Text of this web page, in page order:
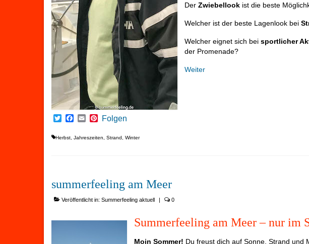
Der Zwiebellook ist die beste
Welcher ist der beste Lagenlook bei
Welcher eignet sich bei sportlicher
der Promenade?
Weiter
TwitterFacebook
EmailPinterest
Folgen
Herbst Jahreszeiten Strand Winter
summerfeeling am Meer
Veröffentlicht in: Summerfeeling aktuell | 0
Summerfeeling am Meer – nur im
Moin Sommer! Du freust dich auf Sonne, Strand und